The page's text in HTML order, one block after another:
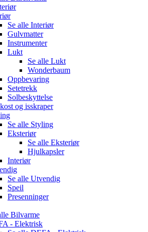
Se alle Interiør
Gulvmatter
Instrumenter
Lukt
Se alle Lukt
Wonderbaum
Oppbevaring
Setetrekk
Solbeskyttelse
og isskraper
Se alle Styling
Eksteriør
Se alle Eksteriør
Hjulkapsler
Interiør
Se alle Utvendig
Speil
Presenninger
Bilvarme
- Elektrisk